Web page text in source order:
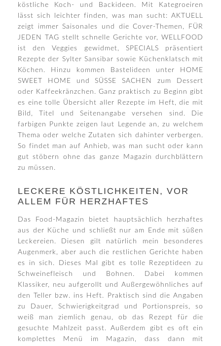
köstliche Koch- und Backideen. Mit Kategroeiren
lässt sich leichter finden, was man sucht: AKTUELL
zeigt immer Saisonales und die Cover-Themen, FÜR
JEDEN TAG stellt schnelle Gerichte vor, WELLFOOD
ist den Veggies gewidmet, SPECIALS präsentiert
Rezepte der Sylter Sansibar sowie Küchenklatsch mit
Köchen. Hinzu kommen Bastelideen unter HOME
SWEET HOME und SÜSSE SACHEN zum Dessert
oder Kaffeekränzchen. Ganz praktisch zu Beginn gibt
es eine tolle Übersicht aller Rezepte im Heft, die mit
Bild, Titel und Seitenangabe versehen sind. Die
farbigen Punkte zeigen laut Legende an, zu welchem
Thema oder welche Zutaten sich dahinter verbergen.
So findet man auf Anhieb, was man sucht oder kann
gut stöbern ohne das ganze Magazin durchblättern
zu müssen.
LECKERE KÖSTLICHKEITEN, VOR
ALLEM FÜR HERZHAFTES
Das Food-Magazin bietet hauptsächlich herzhaftes
aus der Küche und schließt nur am Ende mit süßen
Leckereien. Diesen gilt natürlich mein besonderes
Augenmerk, aber auch die restlichen Gerichte haben
es in sich. Dieses Mal gibt es tolle Rezeptideen zu
Schweinefleisch und Bohnen. Dabei kommen
Klassiker, neu aufgerollt und Außergewöhnliches auf
den Teller bzw. ins Heft. Praktisch sind die Angaben
zu Dauer, Schwierigkeitgrad und Portionspreis, so
weiß man ziemlich genau, ob das Rezept für die
gesuchte Mahlzeit passt. Außerdem gibt es oft ein
komplettes Menü im Magazin, dass dann mit